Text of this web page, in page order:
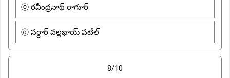
ⓒ రవీంద్రనాథ్ ఠాగూర్
ⓓ సర్దార్ వల్లభాయ్ పటేల్
8/10